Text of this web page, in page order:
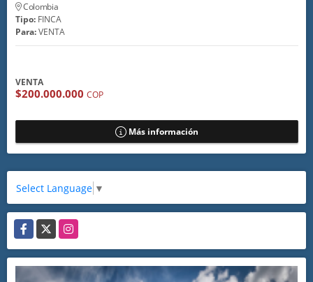
Colombia
Tipo:FINCA
Para:VENTA
VENTA
$200.000.000 COP
Más información
Select Language ▼
Facebook
X Instagram